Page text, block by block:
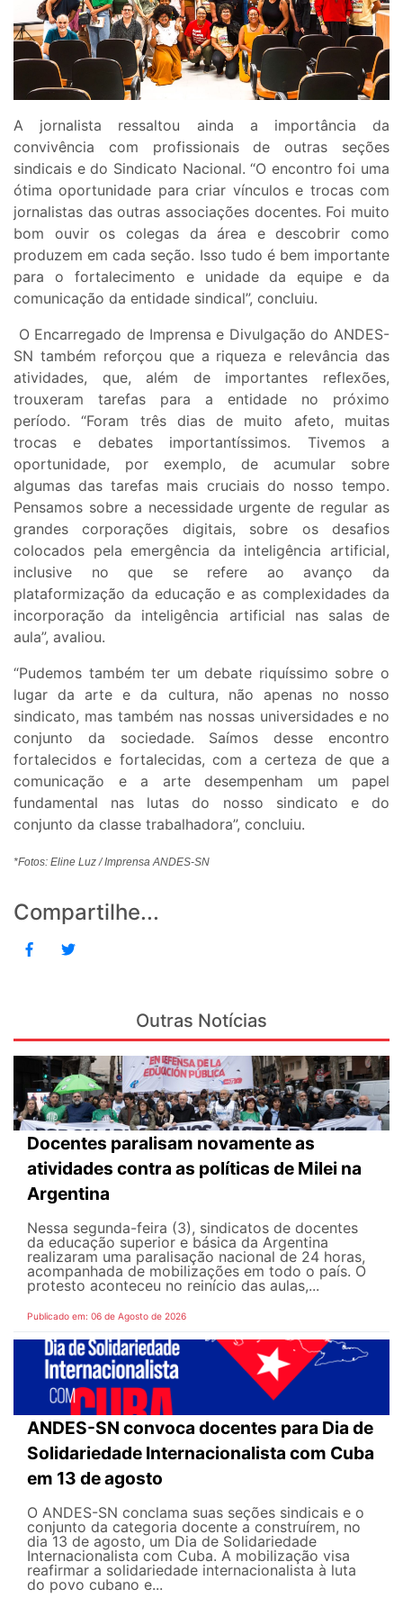
A jornalista ressaltou ainda a importância da
convivência com profissionais de outras seções
sindicais e do Sindicato Nacional. “O encontro foi uma
ótima oportunidade para criar vínculos e trocas com
jornalistas das outras associações docentes. Foi muito
bom ouvir os colegas da área e descobrir como
produzem em cada seção. Isso tudo é bem importante
para o fortalecimento e unidade da equipe e da
comunicação da entidade sindical”, concluiu.
O Encarregado de Imprensa e Divulgação do ANDES-
SN também reforçou que a riqueza e relevância das
atividades, que, além de importantes reflexões,
trouxeram tarefas para a entidade no próximo
período. “Foram três dias de muito afeto, muitas
trocas e debates importantíssimos. Tivemos a
oportunidade, por exemplo, de acumular sobre
algumas das tarefas mais cruciais do nosso tempo.
Pensamos sobre a necessidade urgente de regular as
grandes corporações digitais, sobre os desafios
colocados pela emergência da inteligência artificial,
inclusive no que se refere ao avanço da
plataformização da educação e as complexidades da
incorporação da inteligência artificial nas salas de
aula”, avaliou.
“Pudemos também ter um debate riquíssimo sobre o
lugar da arte e da cultura, não apenas no nosso
sindicato, mas também nas nossas universidades e no
conjunto da sociedade. Saímos desse encontro
fortalecidos e fortalecidas, com a certeza de que a
comunicação e a arte desempenham um papel
fundamental nas lutas do nosso sindicato e do
conjunto da classe trabalhadora”, concluiu.
*Fotos: Eline Luz / Imprensa ANDES-SN
Compartilhe...
Outras Notícias
Docentes paralisam novamente as
atividades contra as políticas de Milei na
Argentina
Nessa segunda-feira (3), sindicatos de docentes
da educação superior e básica da Argentina
realizaram uma paralisação nacional de 24 horas,
acompanhada de mobilizações em todo o país. O
protesto aconteceu no reinício das aulas,...
Publicado em: 06 de Agosto de 2026
ANDES-SN convoca docentes para Dia de
Solidariedade Internacionalista com Cuba
em 13 de agosto
O ANDES-SN conclama suas seções sindicais e o
conjunto da categoria docente a construírem, no
dia 13 de agosto, um Dia de Solidariedade
Internacionalista com Cuba. A mobilização visa
reafirmar a solidariedade internacionalista à luta
do povo cubano e...